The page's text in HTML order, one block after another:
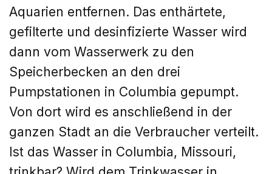
Aquarien entfernen. Das enthärtete,
gefilterte und desinfizierte Wasser wird
dann vom Wasserwerk zu den
Speicherbecken an den drei
Pumpstationen in Columbia gepumpt.
Von dort wird es anschließend in der
ganzen Stadt an die Verbraucher verteilt.
Ist das Wasser in Columbia, Missouri,